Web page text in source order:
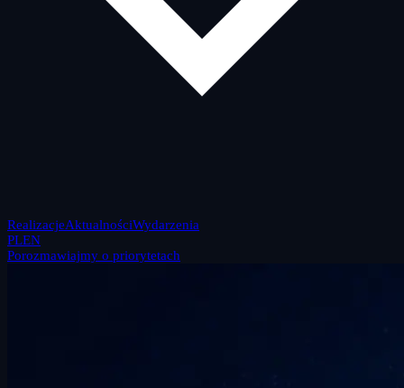
RealizacjeAktualnościWydarzenia
PLEN
Porozmawiajmy o priorytetach